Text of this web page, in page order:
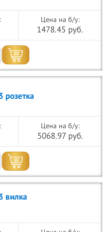
Цена на б/у:
1478.45 руб.
Цена на б/у:
5068.97 руб.
вилка